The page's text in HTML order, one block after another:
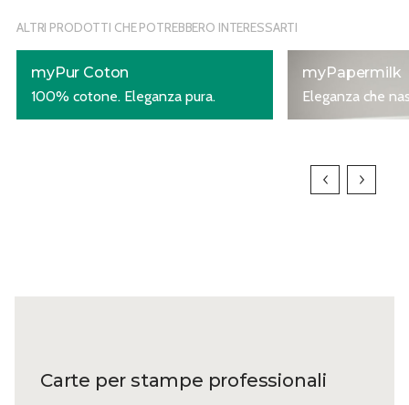
ALTRI PRODOTTI CHE POTREBBERO INTERESSARTI
myPur Coton
100% cotone. Eleganza pura.
myPapermilk
Eleganza che
Carte per stampe professionali